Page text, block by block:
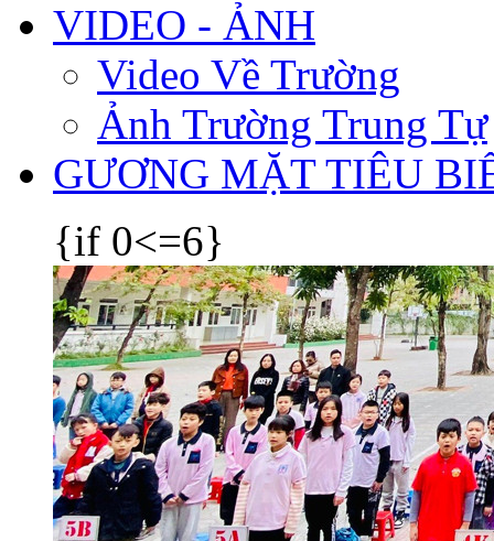
VIDEO - ẢNH
Video Về Trường
Ảnh Trường Trung Tự
GƯƠNG MẶT TIÊU
{if 0<=6}